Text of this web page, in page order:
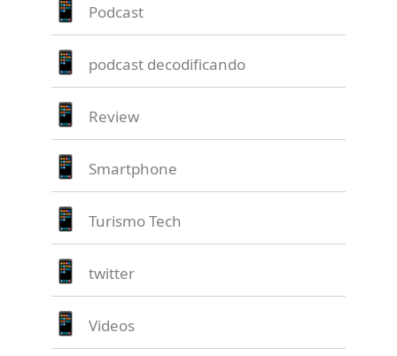
Podcast
podcast decodificando
Review
Smartphone
Turismo Tech
twitter
Videos